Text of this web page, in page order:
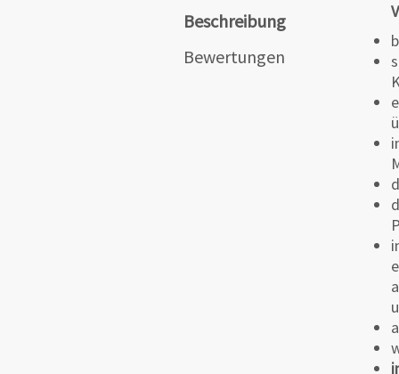
Beschreibung
Bewertungen